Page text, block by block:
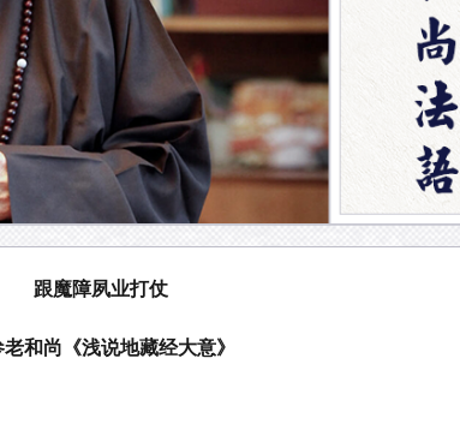
跟魔障夙业打仗
和尚《浅说地藏经大意》